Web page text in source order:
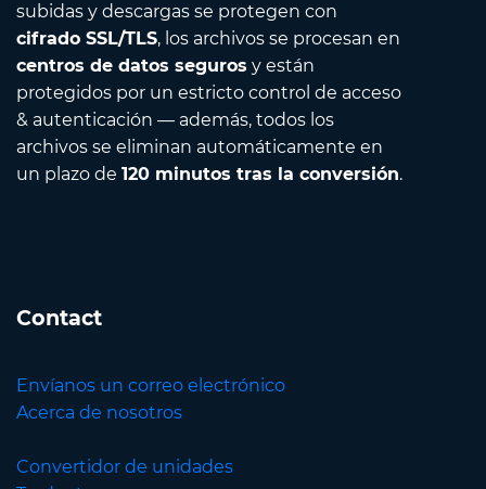
subidas y descargas se protegen con
cifrado SSL/TLS, los archivos se procesan en
centros de datos seguros y están
protegidos por un estricto control de acceso
& autenticación — además, todos los
archivos se eliminan automáticamente en
un plazo de 120 minutos tras la conversión.
Contact
Envíanos un correo electrónico
Acerca de nosotros
Convertidor de unidades